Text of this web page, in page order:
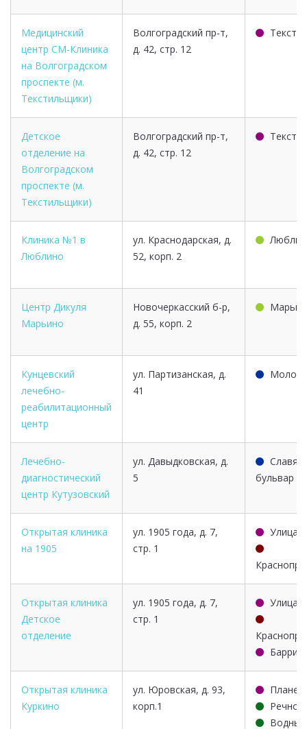
Медицинский
центр СМ-Клиника
на Волгоградском
проспекте (м.
Текстильщики)
Волгоградский пр-т,
д. 42, стр. 12
Детское
отделение на
Волгоградском
проспекте (м.
Текстильщики)
Волгоградский пр-т,
д. 42, стр. 12
Клиника №1 в
Люблино
ул. Краснодарская, д.
52, корп. 2
Центр Дикуля
Марьино
Новочеркасский б-р,
д. 55, корп. 2
Кунцевский
лечебно-
реабилитационный
центр
ул. Партизанская, д.
41
Лечебно-
диагностический
центр Кутузовский
ул. Давыдковская, д.
5
бульвар
Открытая клиника
на 1905
ул. 1905 года, д. 7,
стр. 1
Улица
Открытая клиника
Детское
отделение
ул. 1905 года, д. 7,
стр. 1
Улица
Открытая клиника
Куркино
ул. Юровская, д. 93,
корп.1
Речной